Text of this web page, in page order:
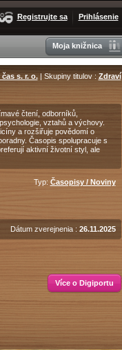
Registrujte sa Prihlásenie
Moja knižnica
s. r. o.| Skupiny titulov : Zdraví
čtení, odborníků,
vztahů a výchovy.
a rozšiřuje povědomí o
Časopis spolupracuje s
aktivní životní styl, ale
Typ: Časopisy / Noviny
Dátum zverejnenia : 26.11.2025
Více o Digiportu